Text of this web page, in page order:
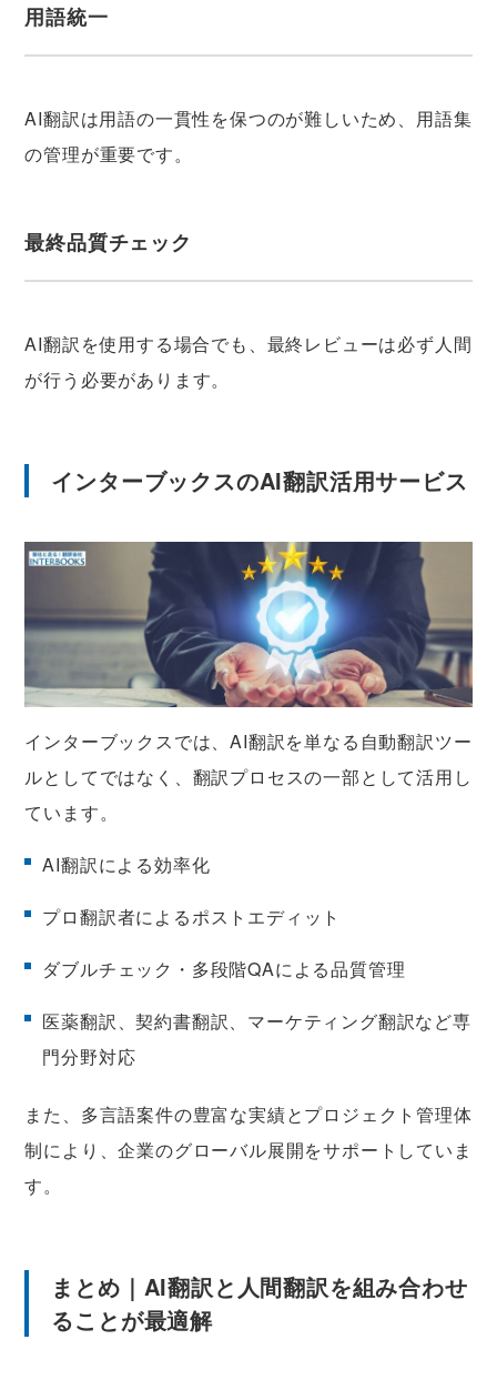
用語統一
AI翻訳は用語の一貫性を保つのが難しいため、用語集
の管理が重要です。
最終品質チェック
AI翻訳を使用する場合でも、最終レビューは必ず人間
が行う必要があります。
インターブックスのAI翻訳活用サービス
インターブックスでは、AI翻訳を単なる自動翻訳ツー
ルとしてではなく、翻訳プロセスの一部として活用し
ています。
AI翻訳による効率化
プロ翻訳者によるポストエディット
ダブルチェック・多段階QAによる品質管理
医薬翻訳、契約書翻訳、マーケティング翻訳など専
門分野対応
また、多言語案件の豊富な実績とプロジェクト管理体
制により、企業のグローバル展開をサポートしていま
す。
まとめ｜AI翻訳と人間翻訳を組み合わせ
ることが最適解